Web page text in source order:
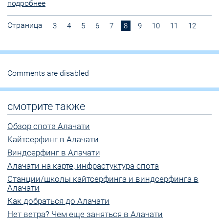
подробнее
Страница 3 4 5 6 7 8 9 10 11 12
Comments are disabled
смотрите также
Обзор спота Алачати
Кайтсерфинг в Алачати
Виндсерфинг в Алачати
Алачати на карте, инфрастуктура спота
Станции/школы кайтсерфинга и виндсерфинга в
Алачати
Как добраться до Алачати
Нет ветра? Чем еще заняться в Алачати